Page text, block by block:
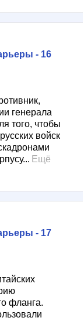
- 16
генерала
того, чтобы
войск
Ещё
- 17
фланга.